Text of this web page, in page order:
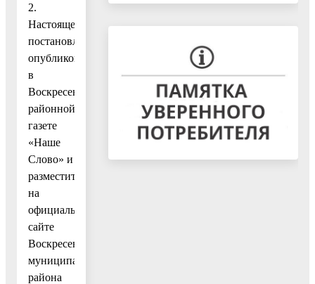
2.
Настоящее
постановление
опубликовать
в
Воскресенской
районной
газете
«Наше
Слово» и
разместить
на
официальном
сайте
Воскресенского
муниципального
района